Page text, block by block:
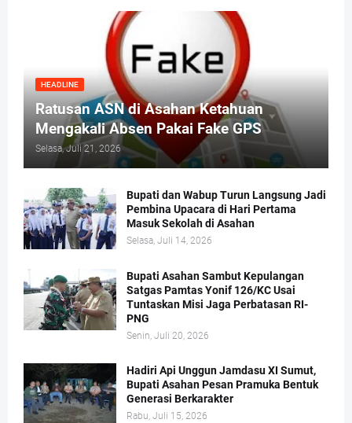
HEADLINE
Ratusan ASN di Asahan Ketahuan
Mengakali Absen Pakai Fake GPS
Selasa, Juli 21, 2026
Bupati dan Wabup Turun Langsung Jadi
Pembina Upacara di Hari Pertama
Masuk Sekolah di Asahan
Selasa, Juli 14, 2026
Bupati Asahan Sambut Kepulangan
Satgas Pamtas Yonif 126/KC Usai
Tuntaskan Misi Jaga Perbatasan RI-
PNG
Senin, Juli 20, 2026
Hadiri Api Unggun Jamdasu XI Sumut,
Bupati Asahan Pesan Pramuka Bentuk
Generasi Berkarakter
Rabu, Juli 15, 2026